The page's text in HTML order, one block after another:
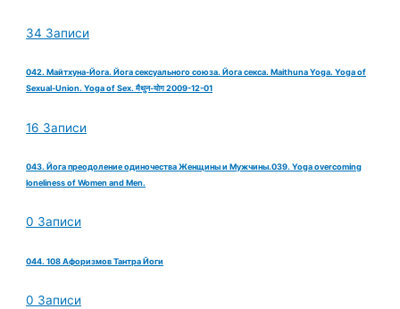
34 Записи
042. Майтхуна-Йога. Йога сексуального союза. Йога секса. Maithuna Yoga. Yoga of
Sexual-Union. Yoga of Sex. मैथुन-योग 2009-12-01
16 Записи
043. Йога преодоление одиночества Женщины и Мужчины.039. Yoga overcoming
loneliness of Women and Men.
0 Записи
044. 108 Афоризмов Тантра Йоги
0 Записи